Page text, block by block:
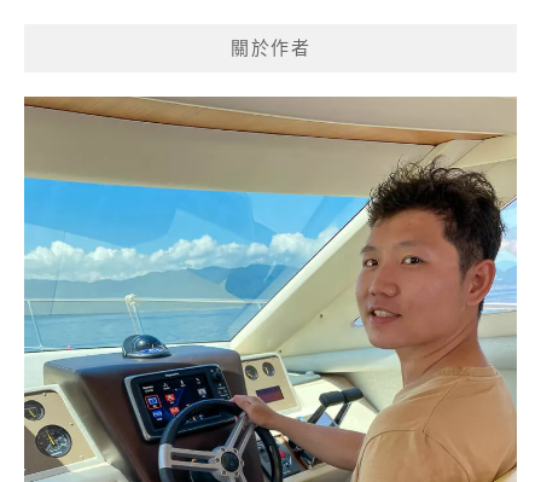
關於作者